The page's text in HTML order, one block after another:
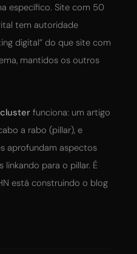
específico. Site com 50
tem autoridade
digital” do que site com
mantidos os outros
funciona: um artigo
a rabo (pillar), e
aprofundam aspectos
para o pillar. É
está construindo o blog